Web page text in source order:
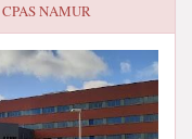
CPAS NAMUR